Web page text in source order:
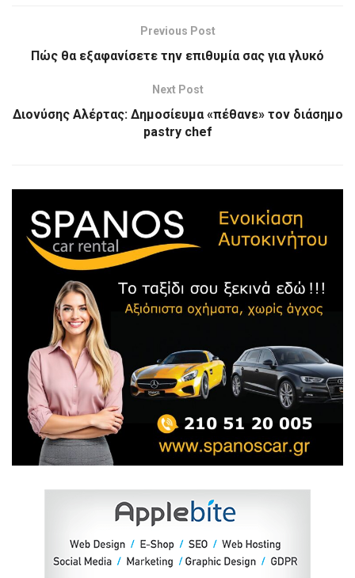
Previous Post
Πώς θα εξαφανίσετε την επιθυμία σας για γλυκό
Next Post
Διονύσης Αλέρτας: Δημοσίευμα «πέθανε» τον διάσημο
pastry chef